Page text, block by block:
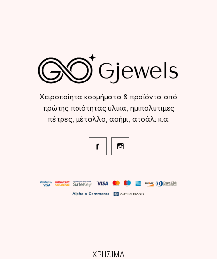
Χειροποίητα κοσμήματα & προϊόντα από
πρώτης ποιότητας υλικά, ημιπολύτιμες
πέτρες, μέταλλο, ασήμι, ατσάλι κ.α.
ΧΡΗΣΙΜΑ